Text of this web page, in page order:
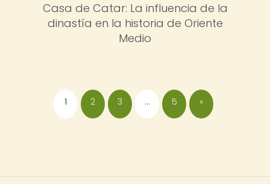
Casa de Catar: La influencia de la
dinastía en la historia de Oriente
Medio
1 2 3 … 5 »